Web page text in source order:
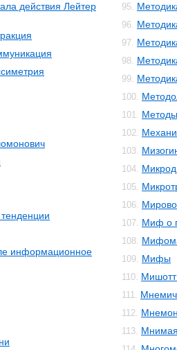
действия Лейтер
информационное
95.
96.
97.
98.
99.
100.
101. Методы
102.
103.
104.
105.
106.
107. Миф о
108.
109. Мифы
110.
111.
112.
113.